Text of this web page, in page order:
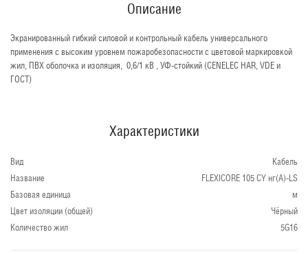
Описание
Экранированный гибкий силовой и контрольный кабель универсального
применения с высоким уровнем пожаробезопасности с цветовой маркировкой
жил, ПВХ оболочка и изоляция, 0,6/1 кВ , УФ-стойкий (CENELEC HAR, VDE и
ГОСТ)
Характеристики
Вид
Кабель
Название
FLEXICORE 105 CY нг(А)-LS
Базовая единица
м
Цвет изоляции (общей)
Чёрный
Количество жил
5G16